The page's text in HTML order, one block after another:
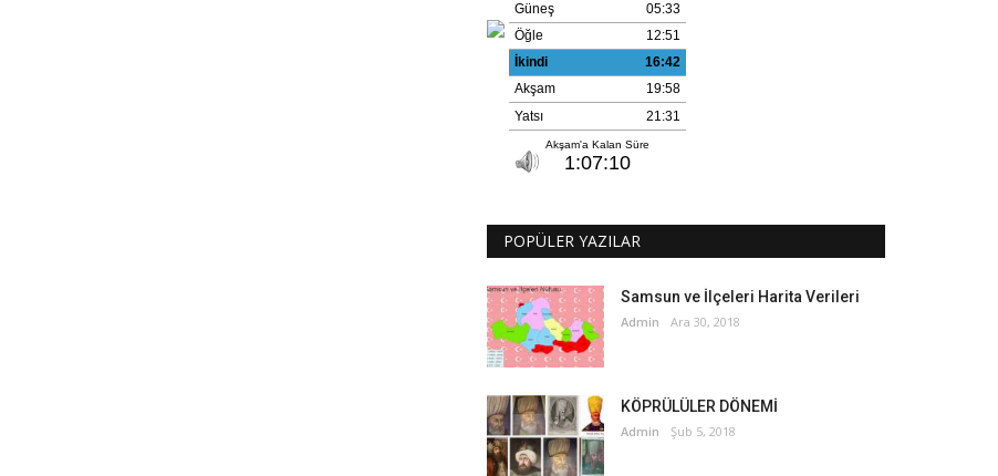
POPÜLER YAZILAR
Samsun ve İlçeleri Harita Verileri
Admin Ara 30, 2018
KÖPRÜLÜLER DÖNEMİ
Admin Şub 5, 2018